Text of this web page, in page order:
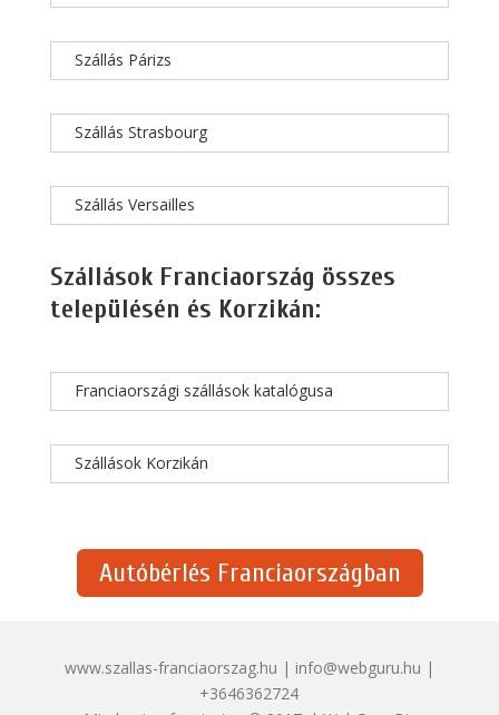
Szállás Párizs
Szállás Strasbourg
Szállás Versailles
Szállások Franciaország összes
településén és Korzikán:
Franciaországi szállások katalógusa
Szállások Korzikán
Autóbérlés Franciaországban
www.szallas-franciaorszag.hu | info@webguru.hu |
+3646362724